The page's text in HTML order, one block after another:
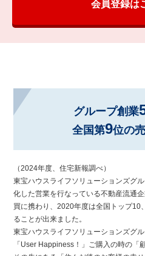
会員登録は
グループ創業
全国第9位の
（2024年度、住宅新報調べ）
東宝ハウスライフソリューションズグ
化した営業を行なっている不動産流通
買に携わり、2020年度は全国トップ10
ることが出来ました。
東宝ハウスライフソリューションズグ
「User Happiness！」ご購入の時の「